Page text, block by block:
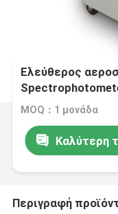
Ελεύθερος
μέρη
MOQ：1 μονάδα
Καλύτερη
Περιγραφή